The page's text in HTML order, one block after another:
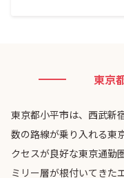
東京
東京都小平市は、西武新
数の路線が乗り入れる東
クセスが良好な東京通勤
ミリー層が根付いてきた